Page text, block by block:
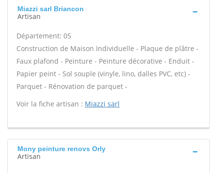
Miazzi sarl Briancon
Artisan
Département: 05
Construction de Maison Individuelle - Plaque de plâtre -
Faux plafond - Peinture - Peinture décorative - Enduit -
Papier peint - Sol souple (vinyle, lino, dalles PVC, etc) -
Parquet - Rénovation de parquet -
Voir la fiche artisan : Miazzi sarl
Mony peinture renovs Orly
Artisan